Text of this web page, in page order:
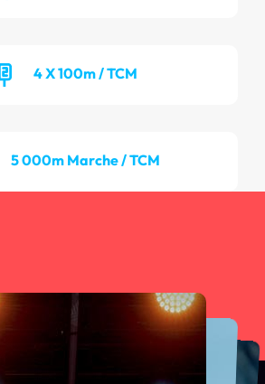
4 X 100m / TCM
5 000m Marche / TCM